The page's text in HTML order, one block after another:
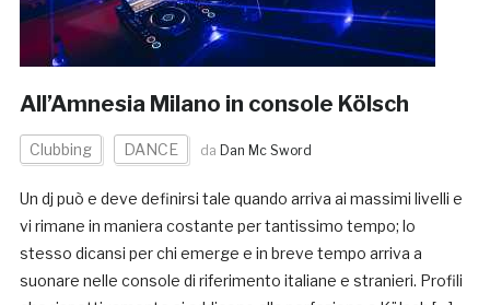
All’Amnesia Milano in console Kölsch
Clubbing DANCE da Dan Mc Sword
Un dj può e deve definirsi tale quando arriva ai massimi livelli e
vi rimane in maniera costante per tantissimo tempo; lo
stesso dicansi per chi emerge e in breve tempo arriva a
suonare nelle console di riferimento italiane e stranieri. Profili